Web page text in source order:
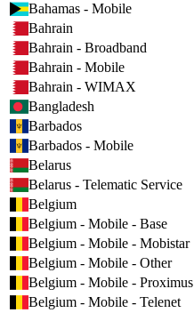
Bahamas - Mobile
Bahrain
Bahrain - Broadband
Bahrain - Mobile
Bahrain - WIMAX
Bangladesh
Barbados
Barbados - Mobile
Belarus
Belarus - Telematic Service
Belgium
Belgium - Mobile - Base
Belgium - Mobile - Mobistar
Belgium - Mobile - Other
Belgium - Mobile - Proximus
Belgium - Mobile - Telenet